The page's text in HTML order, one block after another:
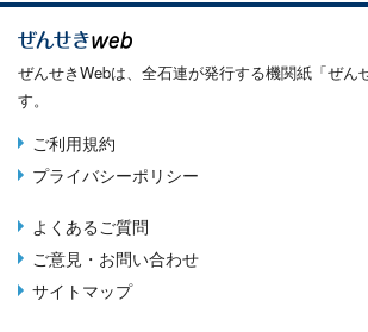
ぜんせきWebは、全石連が発行する機関紙「ぜん
す。
Terms
menu
ご利用規約
プライバシーポリシー
Footer
menu
よくあるご質問
ご意見・お問い合わせ
サイトマップ